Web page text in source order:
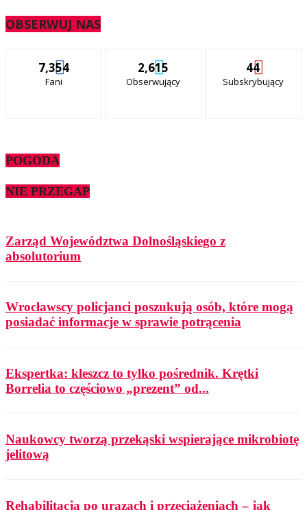
OBSERWUJ NAS
7,354
Fani
2,615
Obserwujący
44
Subskrybujący
POGODA
NIE PRZEGAP
Zarząd Województwa Dolnośląskiego z
absolutorium
Wrocławscy policjanci poszukują osób, które mogą
posiadać informacje w sprawie potrącenia
Ekspertka: kleszcz to tylko pośrednik. Krętki
Borrelia to częściowo „prezent” od...
Naukowcy tworzą przekąski wspierające mikrobiotę
jelitową
Rehabilitacja po urazach i przeciążeniach – jak